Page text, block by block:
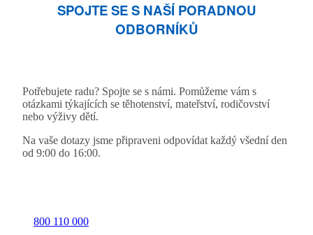
SPOJTE SE S NAŠÍ PORADNOU
ODBORNÍKŮ
Potřebujete radu? Spojte se s námi. Pomůžeme vám s
otázkami týkajících se těhotenství, mateřství, rodičovství
nebo výživy dětí.
Na vaše dotazy jsme připraveni odpovídat každý všední den
od 9:00 do 16:00.
800 110 000